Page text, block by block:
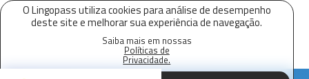
O Lingopass utiliza cookies para análise de desempenho
deste site e melhorar sua experiência de navegação.
Saiba mais em nossas
Políticas de
Privacidade.